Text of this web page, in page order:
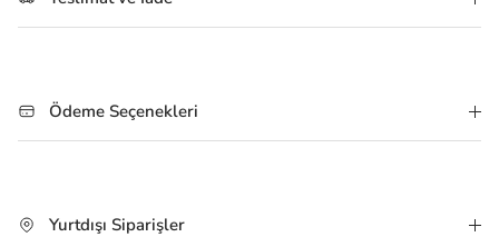
Ödeme Seçenekleri
Yurtdışı Siparişler